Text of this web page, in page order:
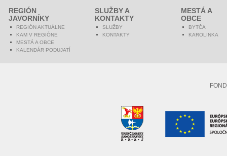
REGIÓN
JAVORNÍKY
REGIÓN AKTUÁLNE
KAM V REGIÓNE
MESTÁ A OBCE
KALENDÁR PODUJATÍ
SLUŽBY A
KONTAKTY
SLUŽBY
KONTAKTY
MESTÁ A
OBCE
BYTČA
KAROLINKA